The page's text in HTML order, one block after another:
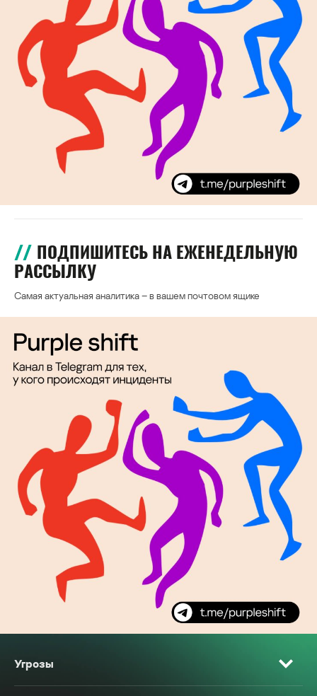
ПОДПИШИТЕСЬ НА ЕЖЕНЕДЕЛЬНУЮ
РАССЫЛКУ
Самая актуальная аналитика – в вашем почтовом ящике
Угрозы